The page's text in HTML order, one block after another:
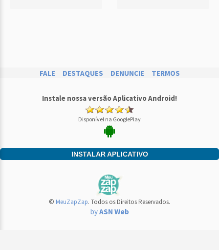
FALE DESTAQUES DENUNCIE TERMOS
Instale nossa versão Aplicativo Android!
Disponível na GooglePlay
INSTALAR APLICATIVO
© MeuZapZap. Todos os Direitos Reservados.
byASN Web